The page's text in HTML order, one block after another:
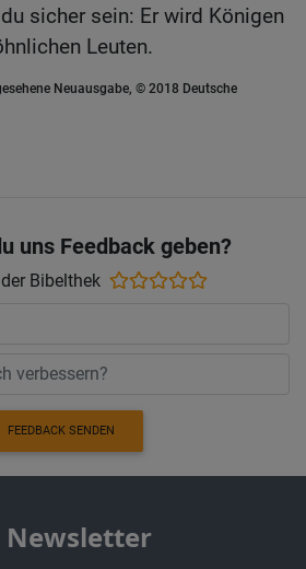
sicher sein: Er wird Königen
Leuten.
Neuausgabe, © 2018 Deutsche
uns Feedback geben?
Bibelthek
FEEDBACK SENDEN
Newsletter